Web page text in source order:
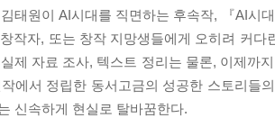
태원이 AI시대를 직면하는 후속작, 『AI시
작자, 또는 창작 지망생들에게 오히려 커다
제 자료 조사, 텍스트 정리는 물론, 이제까
에서 정립한 동서고금의 성공한 스토리들
신속하게 현실로 탈바꿈한다.